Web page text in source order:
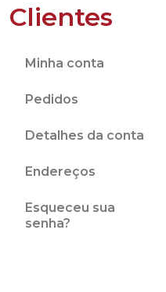
Clientes
Minha conta
Pedidos
Detalhes da conta
Endereços
Esqueceu sua
senha?